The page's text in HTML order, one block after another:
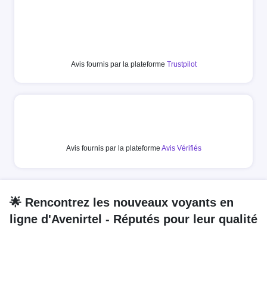
Avis fournis par la plateforme Trustpilot
Avis fournis par la plateforme Avis Vérifiés
🌟 Rencontrez les nouveaux voyants en
ligne d'Avenirtel - Réputés pour leur qualité